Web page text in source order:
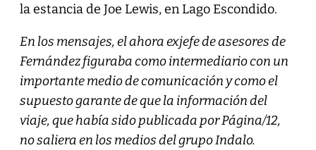
la estancia de Joe Lewis, en Lago Escondido.
En los mensajes, el ahora exjefe de asesores de
Fernández figuraba como intermediario con un
importante medio de comunicación y como el
supuesto garante de que la información del
viaje, que había sido publicada por Página/12,
no saliera en los medios del grupo Indalo.